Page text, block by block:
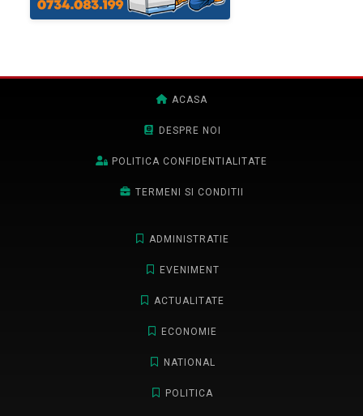
ACASA
DESPRE NOI
POLITICA CONFIDENTIALITATE
TERMENI SI CONDITII
ADMINISTRATIE
EVENIMENT
ACTUALITATE
ECONOMIE
NATIONAL
POLITICA